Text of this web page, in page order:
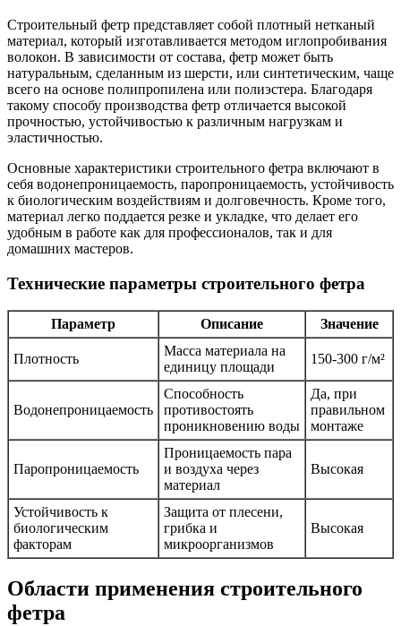
Строительный фетр представляет собой плотный нетканый
материал, который изготавливается методом иглопробивания
волокон. В зависимости от состава, фетр может быть
натуральным, сделанным из шерсти, или синтетическим, чаще
всего на основе полипропилена или полиэстера. Благодаря
такому способу производства фетр отличается высокой
прочностью, устойчивостью к различным нагрузкам и
эластичностью.
Основные характеристики строительного фетра включают в
себя водонепроницаемость, паропроницаемость, устойчивость
к биологическим воздействиям и долговечность. Кроме того,
материал легко поддается резке и укладке, что делает его
удобным в работе как для профессионалов, так и для
домашних мастеров.
Технические параметры строительного фетра
Параметр Описание Значение
Плотность
Масса материала на
единицу площади
150-300 г/м²
Водонепроницаемость
Способность
противостоять
проникновению воды
Да, при
правильном
монтаже
Паропроницаемость
Проницаемость пара
и воздуха через
материал
Высокая
Устойчивость к
биологическим
факторам
Защита от плесени,
грибка и
микроорганизмов
Высокая
Области применения строительного
фетра